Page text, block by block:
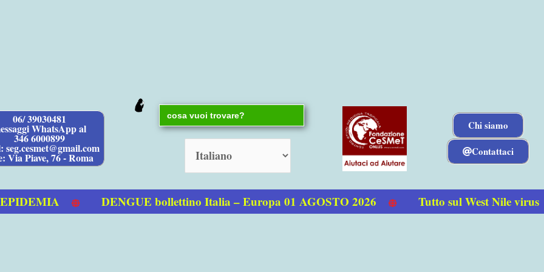
06/ 39030481
WhatsApp al
346 6000899
seg.cesmet@gmail.com
Via Piave, 76 - Roma
Search
for:
Chi siamo
Contattaci
DENGUE bollettino Italia – Europa 01 AGOSTO 2026 Tutto sul West Nile virus